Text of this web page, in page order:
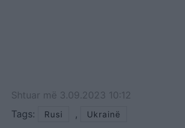
Shtuar më 3.09.2023 10:12
Tags:
Rusi , Ukrainë